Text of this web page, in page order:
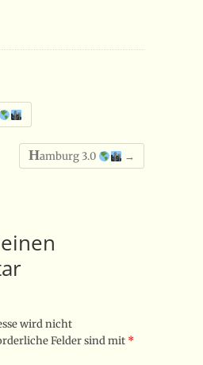
Hamburg 3.0 →
wird nicht
Felder sind mit *